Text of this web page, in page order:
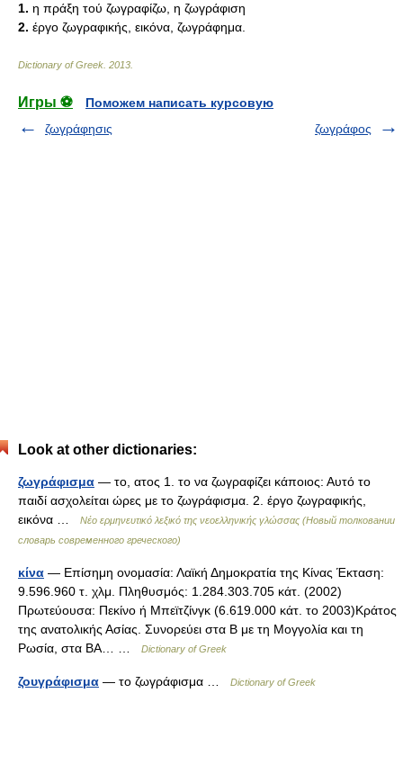
1. η πράξη τού ζωγραφίζω, η ζωγράφιση
2. έργο ζωγραφικής, εικόνα, ζωγράφημα.
Dictionary of Greek 2013
Игры ⚽
Поможем написать курсовую
ζωγράφησις
ζωγράφος
Look at other dictionaries:
ζωγράφισμα — το, ατος 1. το να ζωγραφίζει κάποιος: Αυτό το
παιδί ασχολείται ώρες με το ζωγράφισμα. 2. έργο ζωγραφικής,
εικόνα …
Νέο ερμηνευτικό λεξικό της νεοελληνικής γλώσσας (Новый толковании
словарь современного греческого)
κίνα — Επίσημη ονομασία: Λαϊκή Δημοκρατία της Κίνας Έκταση:
9.596.960 τ. χλμ. Πληθυσμός: 1.284.303.705 κάτ. (2002)
Πρωτεύουσα: Πεκίνο ή Μπεϊτζίνγκ (6.619.000 κάτ. το 2003)Κράτος
της ανατολικής Ασίας. Συνορεύει στα Β με τη Μογγολία και τη
Ρωσία, στα ΒΑ… …
Dictionary of Greek
ζουγράφισμα — το ζωγράφισμα … Dictionary of Greek